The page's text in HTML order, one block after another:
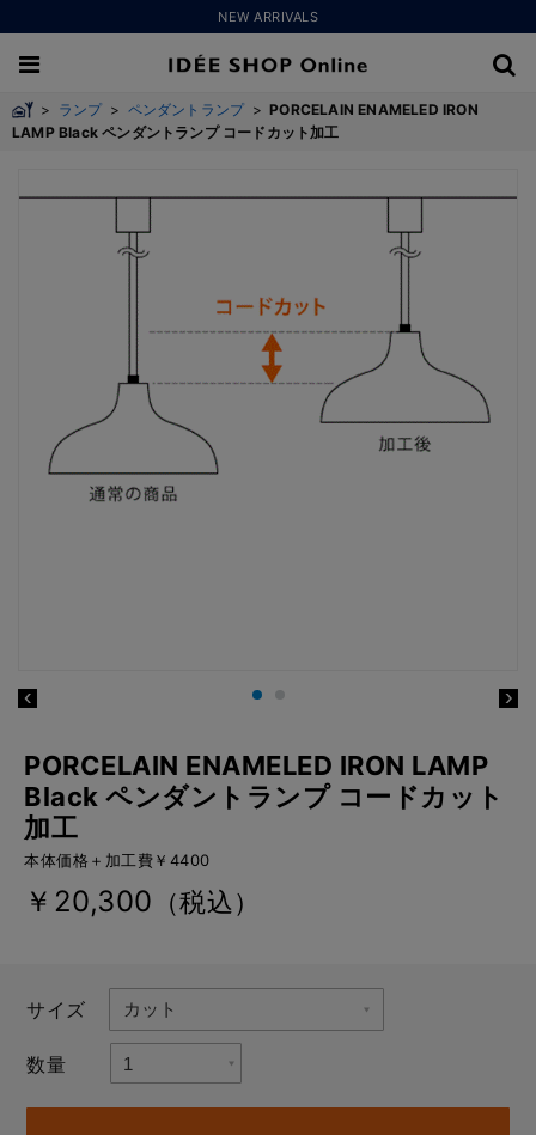
NEW ARRIVALS
> ランプ > ペンダントランプ >PORCELAIN ENAMELED IRON
LAMP Black ペンダントランプ コードカット加工
PORCELAIN ENAMELED IRON LAMP
Black ペンダントランプ コードカット
加工
本体価格＋加工費￥4400
￥20,300 （税込）
サイズ
数量